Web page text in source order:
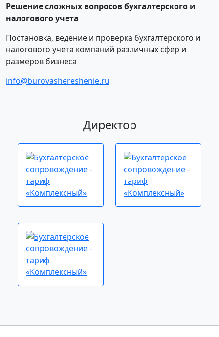
Решение сложных вопросов бухгалтерского и
налогового учета
Постановка, ведение и проверка бухгалтерского и
налогового учета компаний различных сфер и
размеров бизнеса
info@burovashereshenie.ru
Директор